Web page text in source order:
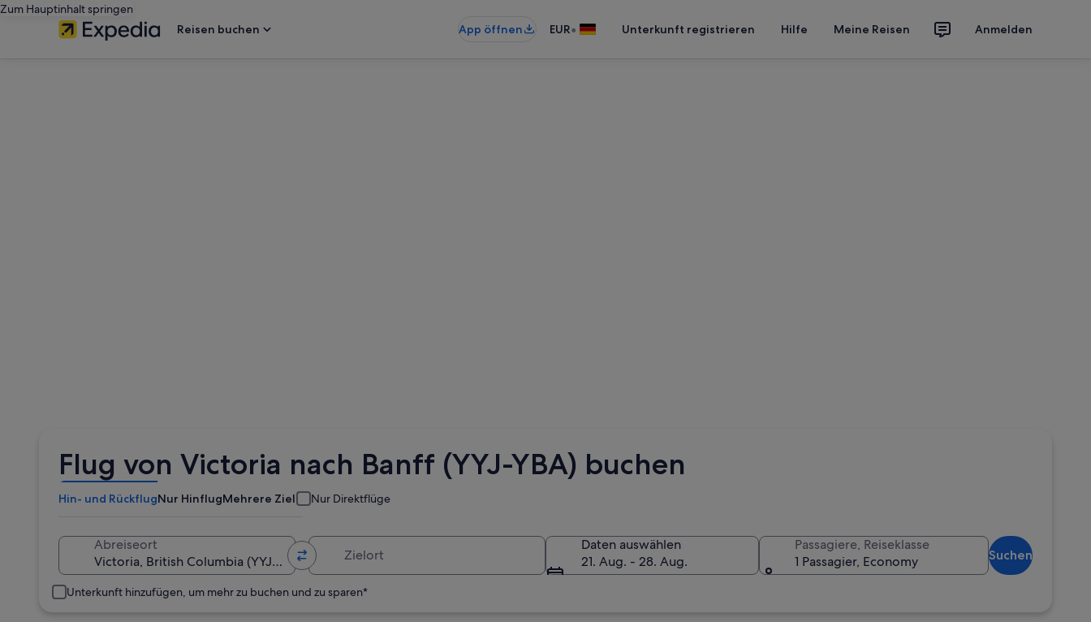
Zum Hauptinhalt springen
Reisen buchen
App öffnen EUR• Unterkunft registrieren Hilfe Meine Reisen Anmelden
Flug von Victoria nach Banff (YYJ-YBA) buchen
Hin- und RückflugNur HinflugMehrere Ziele Nur Direktflüge
Abreiseort
Daten auswählen
21. Aug. - 28. Aug.
Passagiere, Reiseklasse
1 Passagier, Economy
Suchen
Unterkunft hinzufügen, um mehr zu buchen und zu sparen*